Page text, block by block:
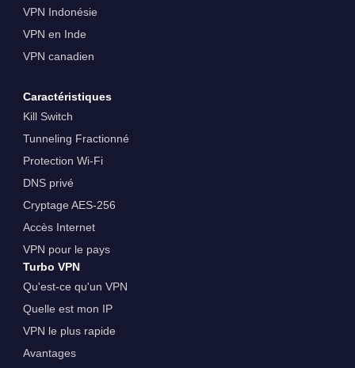
VPN Indonésie
VPN en Inde
VPN canadien
Caractéristiques
Kill Switch
Tunneling Fractionné
Protection Wi-Fi
DNS privé
Cryptage AES-256
Accès Internet
VPN pour le pays
Turbo VPN
Qu'est-ce qu'un VPN
Quelle est mon IP
VPN le plus rapide
Avantages